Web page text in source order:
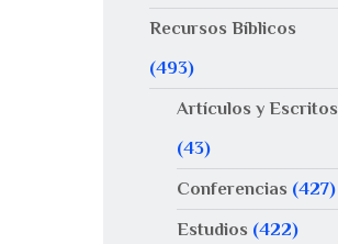
Recursos Bíblicos
(493)
Artículos y Escritos
(43)
Conferencias (427)
Estudios (422)